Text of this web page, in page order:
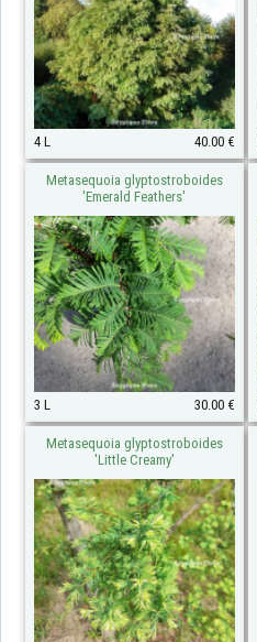
4 L 40.00 €
Metasequoia glyptostroboides
'Emerald Feathers'
3 L 30.00 €
Metasequoia glyptostroboides
'Little Creamy'